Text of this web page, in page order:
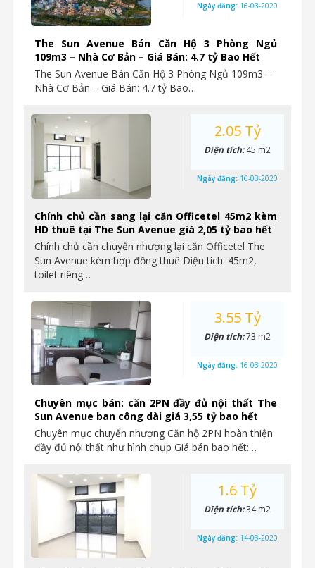
The Sun Avenue Bán Căn Hộ 3 Phòng Ngủ
109m3 – Nhà Cơ Bản – Giá Bán: 4.7 tỷ Bao Hết
The Sun Avenue Bán Căn Hộ 3 Phòng Ngủ 109m3 –
Nhà Cơ Bản – Giá Bán: 4.7 tỷ Bao…
Ngày đăng: 16-03-2020
Chính chủ cần sang lại căn Officetel 45m2 kèm
HD thuê tại The Sun Avenue giá 2,05 tỷ bao hết
Chính chủ cần chuyển nhượng lại căn Officetel The
Sun Avenue kèm hợp đồng thuê Diện tích: 45m2,
toilet riêng…
2.05 Tỷ
Diện tích:45 m2
Ngày đăng: 16-03-2020
Chuyên mục bán: căn 2PN đầy đủ nội thất The
Sun Avenue ban công dài giá 3,55 tỷ bao hết
Chuyên mục chuyển nhượng Căn hộ 2PN hoàn thiện
đầy đủ nội thất như hình chụp Giá bán bao hết:…
3.55 Tỷ
Diện tích:73 m2
Ngày đăng: 16-03-2020
1.6 Tỷ
Diện tích:34 m2
Ngày đăng: 14-03-2020